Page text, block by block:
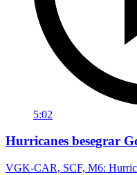
5:02
Hurricanes besegrar
VGK-CAR, SCF, M6: